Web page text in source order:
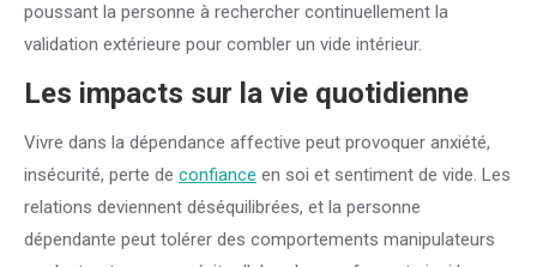
poussant la personne à rechercher continuellement la
validation extérieure pour combler un vide intérieur.
Les impacts sur la vie quotidienne
Vivre dans la dépendance affective peut provoquer anxiété,
insécurité, perte de confiance en soi et sentiment de vide. Les
relations deviennent déséquilibrées, et la personne
dépendante peut tolérer des comportements manipulateurs